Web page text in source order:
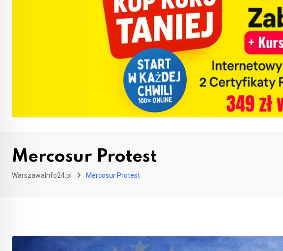
Mercosur Protest
WarszawaInfo24.pl Mercosur Protest